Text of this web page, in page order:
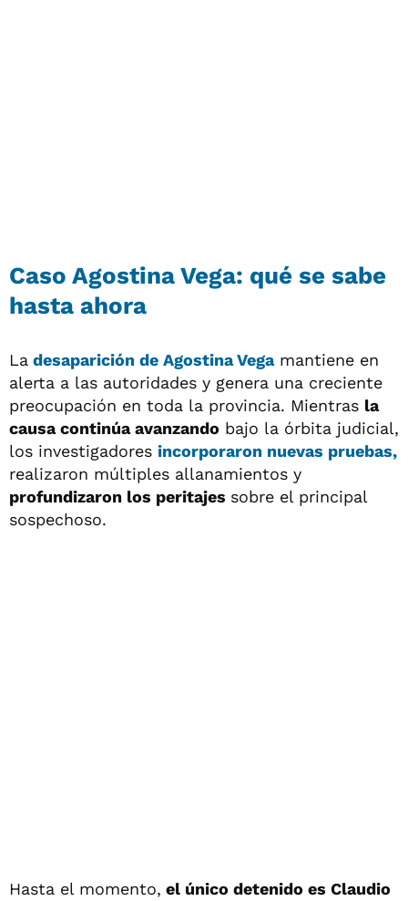
Caso Agostina Vega: qué se sabe
hasta ahora
La desaparición de Agostina Vegamantiene en
alerta a las autoridades y genera una creciente
preocupación en toda la provincia. Mientras la
causa continúa avanzando bajo la órbita judicial,
los investigadores incorporaron nuevas pruebas,
realizaron múltiples allanamientos y
profundizaron los peritajes sobre el principal
sospechoso.
Hasta el momento, el único detenido es Claudio